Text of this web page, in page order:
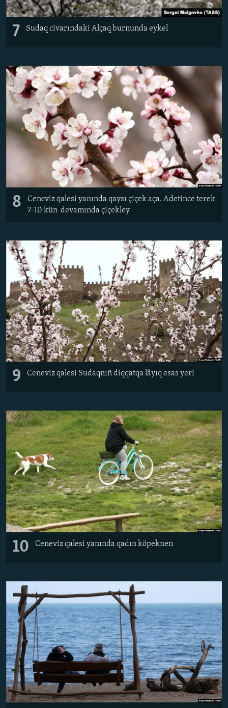
7 Sudaq civarındaki Alçaq burnunda eykel
8
Cenеviz qalesi yanında qaysı çiçek aça. Adetince terek
7-10 kün devamında çiçekley
9 Ceneviz qalesi Sudaqnıñ diqqatqa lâyıq esas yeri
10 Ceneviz qalesi yanında qadın köpeknen